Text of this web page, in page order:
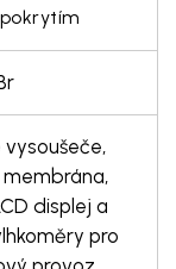
displej a
pro